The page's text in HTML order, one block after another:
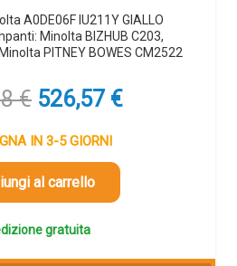
A0DE06F IU211Y GIALLO
Minolta BIZHUB C203,
PITNEY BOWES CM2522
€ Il
originale
era:
554,28 €.
526,57 €Il
IN 3-5 GIORNI
al carrello
gratuita